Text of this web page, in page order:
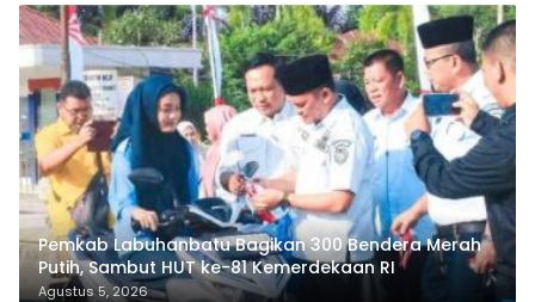
Pemkab Labuhanbatu Bagikan 300 Bendera Merah
Putih, Sambut HUT ke-81 Kemerdekaan RI
Agustus 5, 2026